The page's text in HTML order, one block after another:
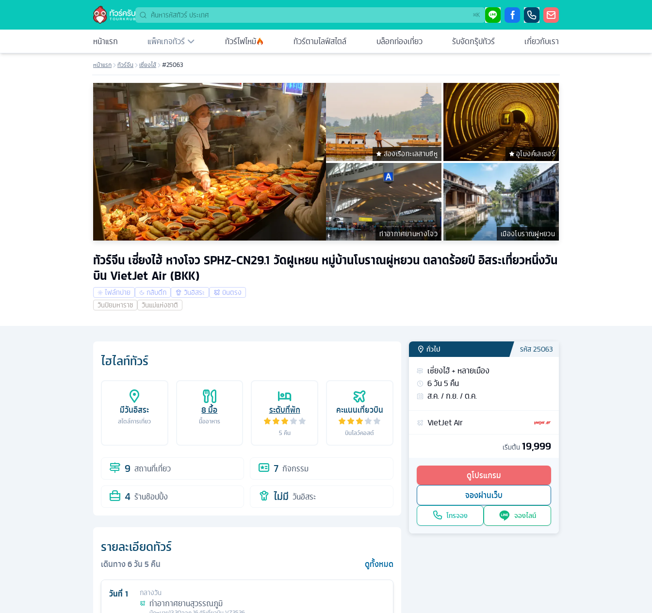
⌘K
หน้าแรก แพ็คเกจทัวร์ ทัวร์ไฟไหม้ ทัวร์ตามไลฟ์สไตล์ บล็อกท่องเที่ยว รับจัดกรุ๊ปทัวร์ เกี่ยวกับเรา
หน้าแรก ทัวร์จีน เซี่ยงไฮ้ #25063
ล่องเรือทะเลสาบซีหู อุโมงค์เลเซอร์
ท่าอากาศยานหางโจว เมืองโบราณผู่หยวน
ทัวร์จีน เซี่ยงไฮ้ หางโจว SPHZ-CN29.1 วัดฝูเหยน หมู่บ้านโบราณผู่หยวน ตลาดร้อยปี อิสระเที่ยวหนึ่งวัน
บิน VietJet Air (BKK)
ไฟล์ทบ่าย กลับดึก วันอิสระ
บินตรง
วันปิยมหาราช
วันแม่แห่งชาติ
ไฮไลท์ทัวร์
มีวันอิสระ
สไตล์การเที่ยว
8มื้อ
มื้ออาหาร
ระดับที่พัก
5 คืน
คะแนนเที่ยวบิน
บินโลว์คอสต์
9 สถานที่เที่ยว 7 กิจกรรม
4 ร้านช้อปปิ้ง ไม่มี วันอิสระ
รายละเอียดทัวร์
เดินทาง6วัน5 คืน ดูทั้งหมด
วันที่ 1 กลางวัน
ท่าอากาศยานสุวรรณภูมิ
ทั่วไป รหัส25063
เซี่ยงไฮ้ + หลายเมือง
6วัน5 คืน
ส.ค. / ก.ย. / ต.ค.
VietJet Air
เริ่มต้น 19,999
ดูโปรแกรม
จองผ่านเว็บ
โทรจอง จองไลน์